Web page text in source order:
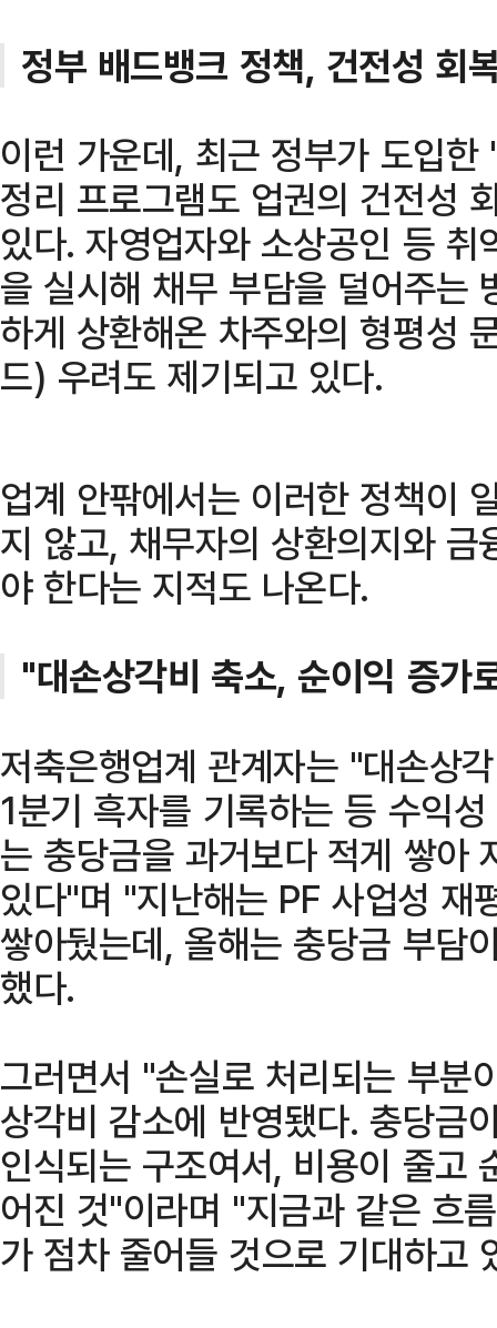
정부 배드뱅크 정책, 건전성 회
이런 가운데, 최근 정부가 도입
정리 프로그램도 업권의 건전성
있다. 자영업자와 소상공인 등
을 실시해 채무 부담을 덜어주는
하게 상환해온 차주와의 형평성
드) 우려도 제기되고 있다.
업계 안팎에서는 이러한 정책이
지 않고, 채무자의 상환의지와
야 한다는 지적도 나온다.
"대손상각비 축소, 순이익 증가
저축은행업계 관계자는 "대손상
1분기 흑자를 기록하는 등 수익
는 충당금을 과거보다 적게 쌓아
있다"며 "지난해는 PF 사업성 재
쌓아뒀는데, 올해는 충당금 부담
했다.
그러면서 "손실로 처리되는 부분
상각비 감소에 반영됐다. 충당금
인식되는 구조여서, 비용이 줄고
어진 것"이라며 "지금과 같은 흐
가 점차 줄어들 것으로 기대하고